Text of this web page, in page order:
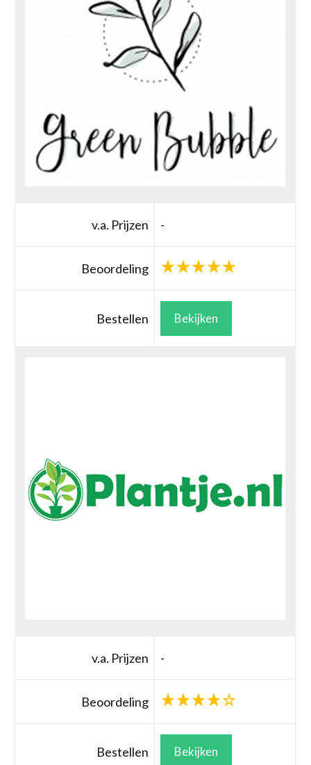
v.a. Prijzen -
Beoordeling
Bestellen Bekijken
v.a. Prijzen -
Beoordeling
Bestellen Bekijken